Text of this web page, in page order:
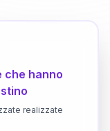
che hanno
realizzate